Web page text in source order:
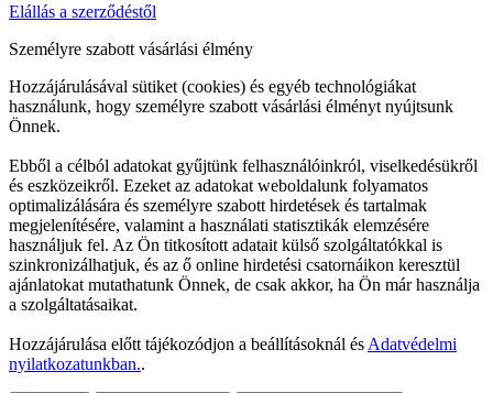
Elállás a szerződéstől
Személyre szabott vásárlási élmény
Hozzájárulásával sütiket (cookies) és egyéb technológiákat
használunk, hogy személyre szabott vásárlási élményt nyújtsunk
Önnek.
Ebből a célból adatokat gyűjtünk felhasználóinkról, viselkedésükről
és eszközeikről. Ezeket az adatokat weboldalunk folyamatos
optimalizálására és személyre szabott hirdetések és tartalmak
megjelenítésére, valamint a használati statisztikák elemzésére
használjuk fel. Az Ön titkosított adatait külső szolgáltatókkal is
szinkronizálhatjuk, és az ő online hirdetési csatornáikon keresztül
ajánlatokat mutathatunk Önnek, de csak akkor, ha Ön már használja
a szolgáltatásaikat.
Hozzájárulása előtt tájékozódjon a beállításoknál és Adatvédelmi
nyilatkozatunkban..